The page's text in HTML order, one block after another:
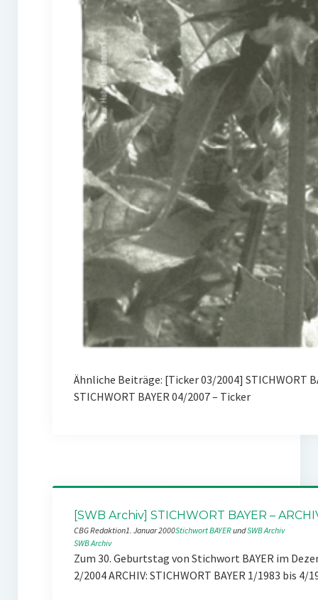
Ähnliche Beiträge: [Ticker 03/2004] STICHWORT
STICHWORT BAYER 04/2007 – Ticker
[SWB Archiv] STICHWORT BAYER –
CBG Redaktion1. Januar 2000Stichwort BAYER und SWB Archiv
SWB Archiv
Zum 30. Geburtstag von Stichwort BAYER im
2/2004 ARCHIV: STICHWORT BAYER 1/1983 bis 4/